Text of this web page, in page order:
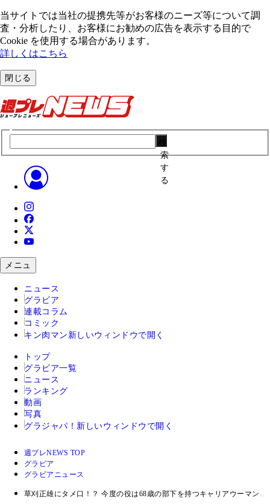
当サイトでは当社の提携先等がお客様のニーズ等について調
査・分析したり、お客様にお勧めの広告を表⽰する⽬的で
Cookie を使⽤する場合があります。
詳しくはこちら
閉じる
索
す
る
メニュ
ニュース
グラビア
連載コラム
コミック
キン肉マン 新しいウィンドウで開く
トップ
グラビア一覧
ニュース
ランキング
動画
写真
グラジャパ！ 新しいウィンドウで開く
週プレNEWS TOP
グラビア
グラビアニュース
草刈正雄にタメ口！？ 今度の役は68歳の部下を持つキャリアウーマン…